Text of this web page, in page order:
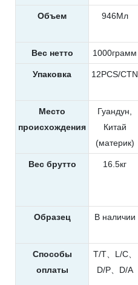
Объем 946Мл
Вес нетто 1000грамм
Упаковка 12PCS/CTN
Место
происхождения
Гуандун,
Китай
(материк)
Вес брутто 16.5кг
Образец В наличии
Способы
оплаты
T/T、L/C、
D/P、D/A